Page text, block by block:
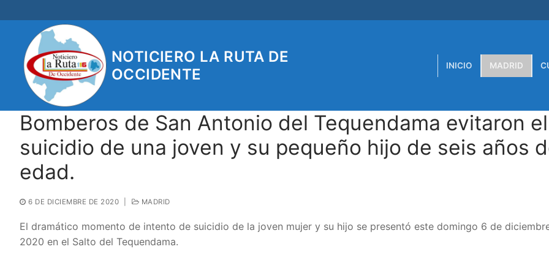
al
contenido
NOTICIERO LA RUTA DE
OCCIDENTE
INICIO MADRID
Bomberos de San Antonio del Tequendama evitaron el
suicidio de una joven y su pequeño hijo de seis años
edad.
6 DE DICIEMBRE DE 2020 MADRID
El dramático momento de intento de suicidio de la joven mujer y su hijo se presentó este domingo 6 de
2020 en el Salto del Tequendama.